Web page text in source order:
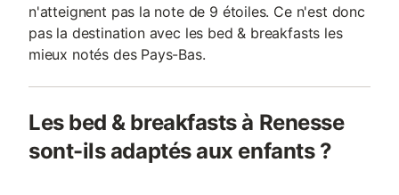
n'atteignent pas la note de 9 étoiles. Ce n'est donc
pas la destination avec les bed & breakfasts les
mieux notés des Pays-Bas.
Les bed & breakfasts à Renesse
sont-ils adaptés aux enfants ?